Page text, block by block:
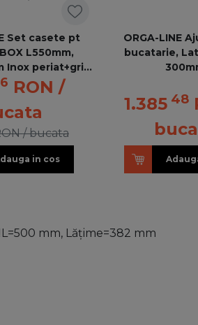
Set casete pt
L550mm,
Inox periat+gri
ORGA-LINE
RON /
/ bucata
in cos
ORGA-LINE
bucatarie,
1.385 48
mm, Lăţime=382 mm